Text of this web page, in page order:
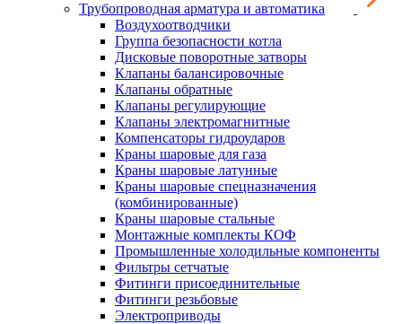
Трубопроводная арматура и автоматика
Воздухоотводчики
Группа безопасности котла
Дисковые поворотные затворы
Клапаны балансировочные
Клапаны обратные
Клапаны регулирующие
Клапаны электромагнитные
Компенсаторы гидроударов
Краны шаровые для газа
Краны шаровые латунные
Краны шаровые спецназначения
(комбинированные)
Краны шаровые стальные
Монтажные комплекты КОФ
Промышленные холодильные компоненты
Фильтры сетчатые
Фитинги присоединительные
Фитинги резьбовые
Электроприводы